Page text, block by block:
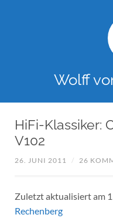
Wolff
HiFi-Klassiker:
V102
26. JUNI 2011 / 26
Zuletzt aktualisiert am
Rechenberg